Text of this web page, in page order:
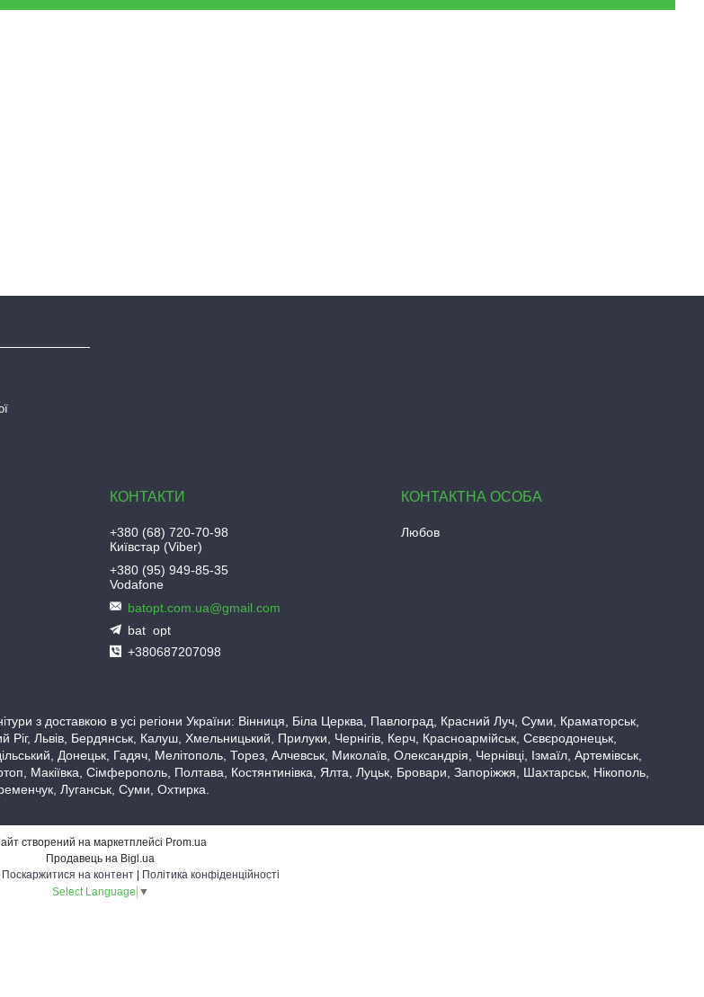
+380 (68) 720-70-98
Київстар (Viber)
+380 (95) 949-85-35
Vodafone
batopt.com.ua@gmail.com
bat_opt
+380687207098
Любов
з доставкою в усі регіони України: Вінниця, Біла Церква, Павлоград, Красний Луч, Суми, Краматорськ,
Львів, Бердянськ, Калуш, Хмельницький, Прилуки, Чернігів, Керч, Красноармійськ, Сєвєродонецьк,
Донецьк, Гадяч, Мелітополь, Торез, Алчевськ, Миколаїв, Олександрія, Чернівці, Ізмаїл, Артемівськ,
Макіївка, Сімферополь, Полтава, Костянтинівка, Ялта, Луцьк, Бровари, Запоріжжя, Шахтарськ, Нікополь,
Луганськ, Суми, Охтирка.
створений на маркетплейсі Prom.ua
Продавець на Bigl.ua
Поскаржитися на контент
Політика конфіденційності
Select Language ▼